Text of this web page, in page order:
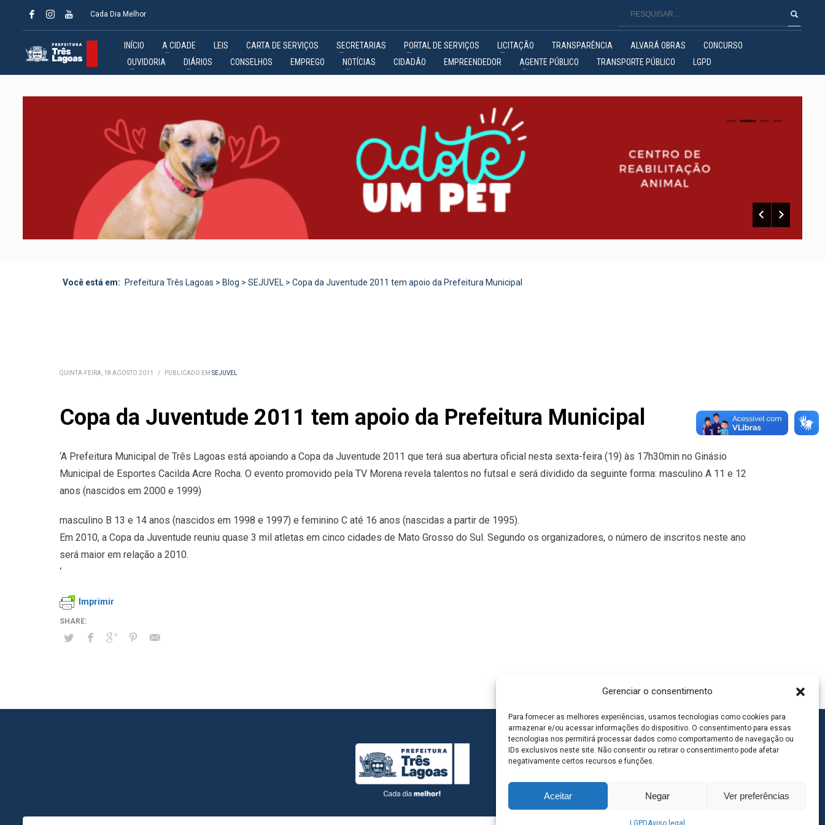
Gerenciar o consentimento
Para fornecer as melhores experiências, usamos tecnologias como cookies para
armazenar e/ou acessar informações do dispositivo. O consentimento para essas
tecnologias nos permitirá processar dados como comportamento de navegação ou
IDs exclusivos neste site. Não consentir ou retirar o consentimento pode afetar
negativamente certos recursos e funções.
Aceitar Negar Ver preferências
LGPDAviso legal
Cada Dia Melhor
INÍCIO A CIDADE LEIS CARTA DE SERVIÇOS SECRETARIAS PORTAL DE SERVIÇOS LICITAÇÃO TRANSPARÊNCIA ALVARÁ OBRAS
CONCURSO
OUVIDORIA
DIÁRIOS CONSELHOS EMPREGO NOTÍCIAS CIDADÃO EMPREENDEDOR AGENTE PÚBLICO TRANSPORTE PÚBLICO LGPD
0 1 2
Você está em: Prefeitura Três Lagoas > Blog > SEJUVEL > Copa da Juventude 2011 tem apoio da Prefeitura Municipal
QUINTA-FEIRA, 18 AGOSTO 2011 / PUBLICADO EM SEJUVEL
Copa da Juventude 2011 tem apoio da Prefeitura Municipal
‘A Prefeitura Municipal de Três Lagoas está apoiando a Copa da Juventude 2011 que terá sua abertura oficial nesta sexta-feira (19) às 17h30min no Ginásio
Municipal de Esportes Cacilda Acre Rocha. O evento promovido pela TV Morena revela talentos no futsal e será dividido da seguinte forma: masculino A 11 e 12
anos (nascidos em 2000 e 1999)
masculino B 13 e 14 anos (nascidos em 1998 e 1997) e feminino C até 16 anos (nascidas a partir de 1995).
Em 2010, a Copa da Juventude reuniu quase 3 mil atletas em cinco cidades de Mato Grosso do Sul. Segundo os organizadores, o número de inscritos neste ano
será maior em relação a 2010.
‘
Imprimir